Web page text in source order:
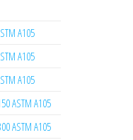
A105
A105
A105
ASTM A105
ASTM A105